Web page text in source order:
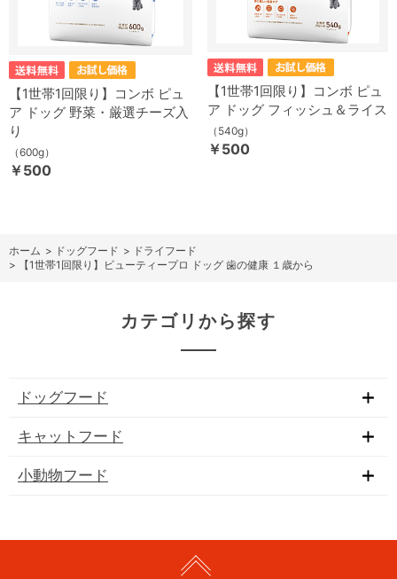
【1世帯1回限り】コンボ ピュ
ア ドッグ 野菜・厳選チーズ入
り
（600g）
￥500
【1世帯1回限り】コンボ ピュ
ア ドッグ フィッシュ＆ライス
（540g）
￥500
ホーム > ドッグフード > ドライフード
>
【1世帯1回限り】ビューティープロ ドッグ 歯の健康 １歳から
カテゴリから探す
ドッグフード
キャットフード
小動物フード